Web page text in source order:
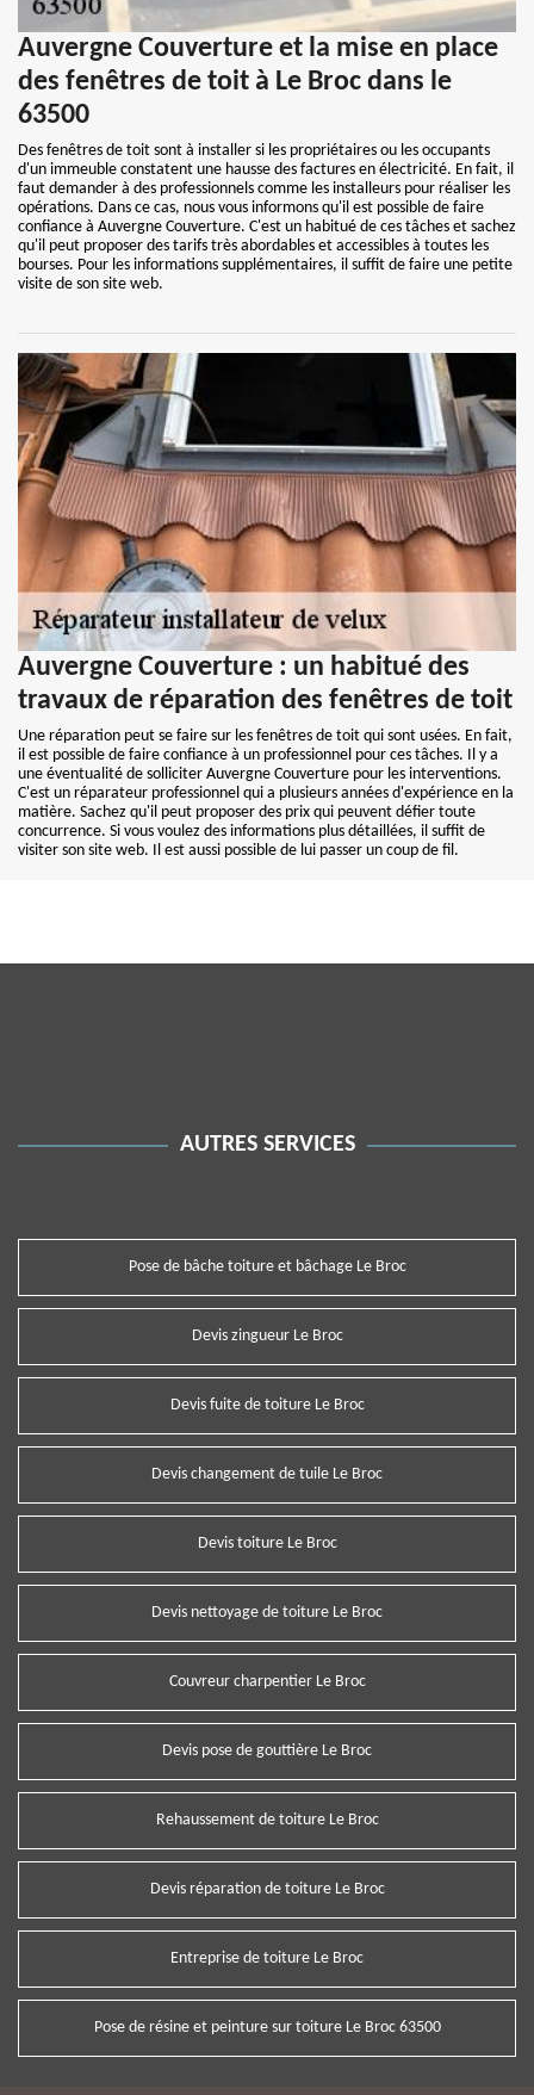
Auvergne Couverture et la mise en place
des fenêtres de toit à Le Broc dans le
63500
Des fenêtres de toit sont à installer si les propriétaires ou les occupants
d'un immeuble constatent une hausse des factures en électricité. En fait, il
faut demander à des professionnels comme les installeurs pour réaliser les
opérations. Dans ce cas, nous vous informons qu'il est possible de faire
confiance à Auvergne Couverture. C'est un habitué de ces tâches et sachez
qu'il peut proposer des tarifs très abordables et accessibles à toutes les
bourses. Pour les informations supplémentaires, il suffit de faire une petite
visite de son site web.
Auvergne Couverture : un habitué des
travaux de réparation des fenêtres de toit
Une réparation peut se faire sur les fenêtres de toit qui sont usées. En fait,
il est possible de faire confiance à un professionnel pour ces tâches. Il y a
une éventualité de solliciter Auvergne Couverture pour les interventions.
C'est un réparateur professionnel qui a plusieurs années d'expérience en la
matière. Sachez qu'il peut proposer des prix qui peuvent défier toute
concurrence. Si vous voulez des informations plus détaillées, il suffit de
visiter son site web. Il est aussi possible de lui passer un coup de fil.
AUTRES SERVICES
Pose de bâche toiture et bâchage Le Broc
Devis zingueur Le Broc
Devis fuite de toiture Le Broc
Devis changement de tuile Le Broc
Devis toiture Le Broc
Devis nettoyage de toiture Le Broc
Couvreur charpentier Le Broc
Devis pose de gouttière Le Broc
Rehaussement de toiture Le Broc
Devis réparation de toiture Le Broc
Entreprise de toiture Le Broc
Pose de résine et peinture sur toiture Le Broc 63500